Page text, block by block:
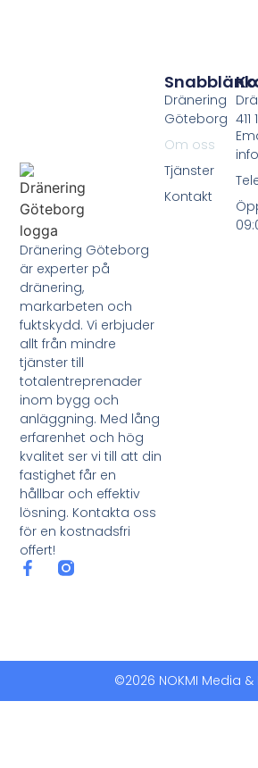
Dränering Göteborg
är experter på
dränering,
markarbeten och
fuktskydd. Vi erbjuder
allt från mindre
tjänster till
totalentreprenader
inom bygg och
anläggning. Med lång
erfarenhet och hög
kvalitet ser vi till att din
fastighet får en
hållbar och effektiv
lösning. Kontakta oss
för en kostnadsfri
offert!
Dränering
Göteborg
Om oss
Tjänster
Kontakt
©2026 NOKMI Media &